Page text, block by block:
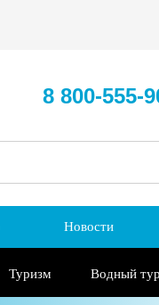
8 800-555-
Новости
Туризм Водный